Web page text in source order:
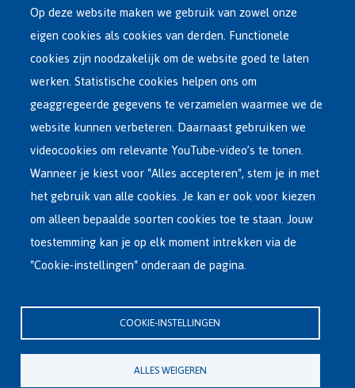
Main
Dutch
Menu
ASIEL IN BELGIË
OPVANGNETWERK
VRIJWILLIGE TERUGKEER
INTERNATIONAAL
OVER FEDASIL
Kartuizersstraat 21 , 1000 Brussel
Email : info@fedasil.be • T : +32-(0)2-213 44 11 • F : +32-(0)2-213 44 22
Privacy, copyright en disclaimer|Toegankelijkheidsverklaring
Cookieverklaring
Op deze website maken we gebruik van zowel onze
eigen cookies als cookies van derden. Functionele
cookies zijn noodzakelijk om de website goed te laten
werken. Statistische cookies helpen ons om
geaggregeerde gegevens te verzamelen waarmee we de
website kunnen verbeteren. Daarnaast gebruiken we
videocookies om relevante YouTube-video’s te tonen.
Wanneer je kiest voor "Alles accepteren", stem je in met
het gebruik van alle cookies. Je kan er ook voor kiezen
om alleen bepaalde soorten cookies toe te staan. Jouw
toestemming kan je op elk moment intrekken via de
"Cookie-instellingen" onderaan de pagina.
COOKIE-INSTELLINGEN
ALLES WEIGEREN